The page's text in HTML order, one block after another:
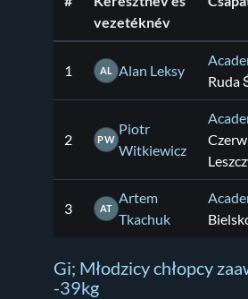
vezetéknév
1 AL Alan Leksy
Ruda
2 PW
Piotr
Witkiewicz
3 AT
Artem
Tkachuk
Gi; Młodzicy chłopcy
-39kg